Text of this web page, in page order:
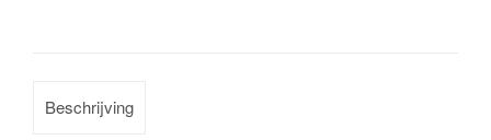
Beschrijving